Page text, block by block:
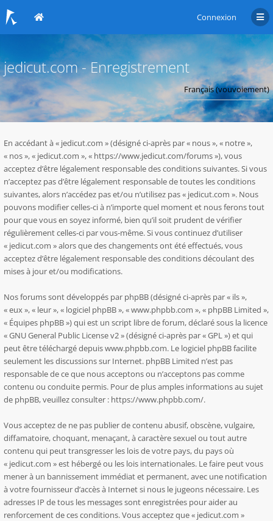
Connexion
jedicut.com - Enregistrement
En accédant à « jedicut.com » (désigné ci-après par « nous », « notre »,
« nos », « jedicut.com », « https://www.jedicut.com/forums »), vous
acceptez d’être légalement responsable des conditions suivantes. Si vous
n’acceptez pas d’être légalement responsable de toutes les conditions
suivantes, alors n’accédez pas et/ou n’utilisez pas « jedicut.com ». Nous
pouvons modifier celles-ci à n’importe quel moment et nous ferons tout
pour que vous en soyez informé, bien qu’il soit prudent de vérifier
régulièrement celles-ci par vous-même. Si vous continuez d’utiliser
« jedicut.com » alors que des changements ont été effectués, vous
acceptez d’être légalement responsable des conditions découlant des
mises à jour et/ou modifications.
Nos forums sont développés par phpBB (désigné ci-après par « ils »,
« eux », « leur », « logiciel phpBB », « www.phpbb.com », « phpBB Limited »,
« Équipes phpBB ») qui est un script libre de forum, déclaré sous la licence
«GNU General Public License v2» (désigné ci-après par « GPL ») et qui
peut être téléchargé depuiswww.phpbb.com. Le logiciel phpBB facilite
seulement les discussions sur Internet. phpBB Limited n’est pas
responsable de ce que nous acceptons ou n’acceptons pas comme
contenu ou conduite permis. Pour de plus amples informations au sujet
de phpBB, veuillez consulter : https://www.phpbb.com/.
Vous acceptez de ne pas publier de contenu abusif, obscène, vulgaire,
diffamatoire, choquant, menaçant, à caractère sexuel ou tout autre
contenu qui peut transgresser les lois de votre pays, du pays où
« jedicut.com » est hébergé ou les lois internationales. Le faire peut vous
mener à un bannissement immédiat et permanent, avec une notification
à votre fournisseur d’accès à Internet si nous le jugeons nécessaire. Les
adresses IP de tous les messages sont enregistrées pour aider au
renforcement de ces conditions. Vous acceptez que « jedicut.com »